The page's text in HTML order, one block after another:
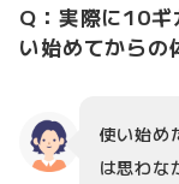
Q：実際に10ギ
い始めてからの
使い始め
は思わな